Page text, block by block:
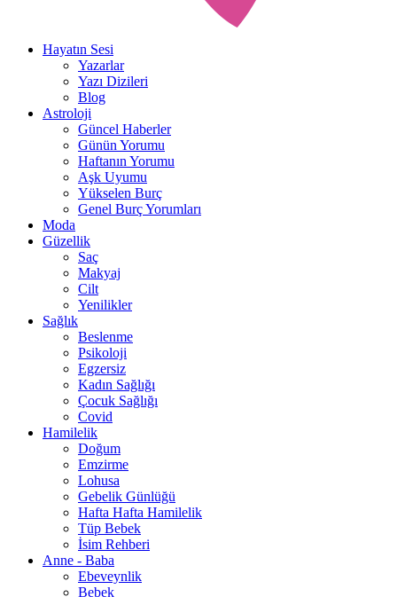
Hayatın Sesi
Yazarlar
Yazı Dizileri
Blog
Astroloji
Güncel Haberler
Günün Yorumu
Haftanın Yorumu
Aşk Uyumu
Yükselen Burç
Genel Burç Yorumları
Moda
Güzellik
Saç
Makyaj
Cilt
Yenilikler
Sağlık
Beslenme
Psikoloji
Egzersiz
Kadın Sağlığı
Çocuk Sağlığı
Covid
Hamilelik
Doğum
Emzirme
Lohusa
Gebelik Günlüğü
Hafta Hafta Hamilelik
Tüp Bebek
İsim Rehberi
Anne - Baba
Ebeveynlik
Bebek